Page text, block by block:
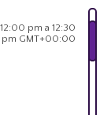
12:00 pm a 12:30
pm GMT+00:00